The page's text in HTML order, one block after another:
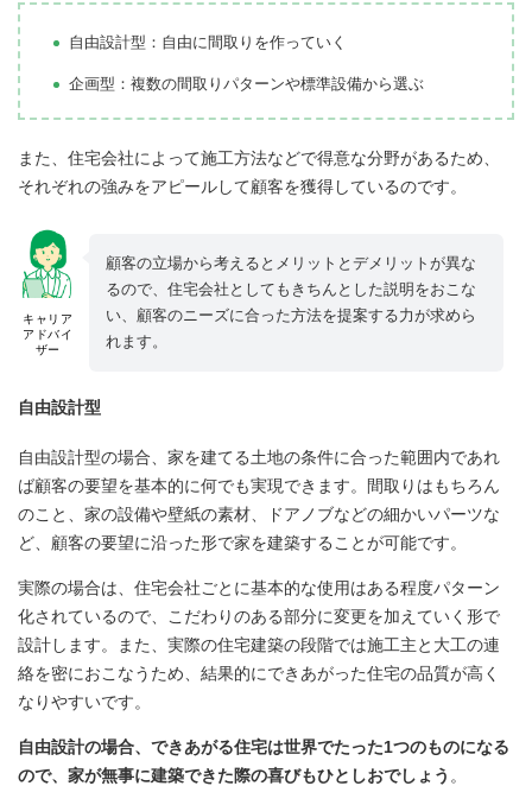
自由設計型：自由に間取りを作っていく
企画型：複数の間取りパターンや標準設備から選ぶ
また、住宅会社によって施工方法などで得意な分野があるため、
それぞれの強みをアピールして顧客を獲得しているのです。
キャリア
アドバイ
ザー
顧客の立場から考えるとメリットとデメリットが異な
るので、住宅会社としてもきちんとした説明をおこな
い、顧客のニーズに合った方法を提案する力が求めら
れます。
自由設計型
自由設計型の場合、家を建てる土地の条件に合った範囲内であれ
ば顧客の要望を基本的に何でも実現できます。間取りはもちろん
のこと、家の設備や壁紙の素材、ドアノブなどの細かいパーツな
ど、顧客の要望に沿った形で家を建築することが可能です。
実際の場合は、住宅会社ごとに基本的な使用はある程度パターン
化されているので、こだわりのある部分に変更を加えていく形で
設計します。また、実際の住宅建築の段階では施工主と大工の連
絡を密におこなうため、結果的にできあがった住宅の品質が高く
なりやすいです。
自由設計の場合、できあがる住宅は世界でたった1つのものになる
ので、家が無事に建築できた際の喜びもひとしおでしょう 。